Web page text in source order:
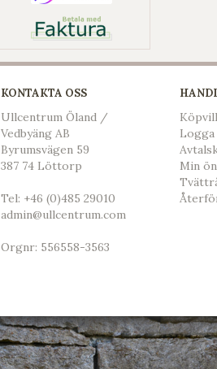
KONTAKTA OSS
Ullcentrum Öland /
Vedbyäng AB
Byrumsvägen 59
387 74 Löttorp
Tel: +46 (0)485 29010
admin@ullcentrum.com
Orgnr: 556558-3563
Logga
Min